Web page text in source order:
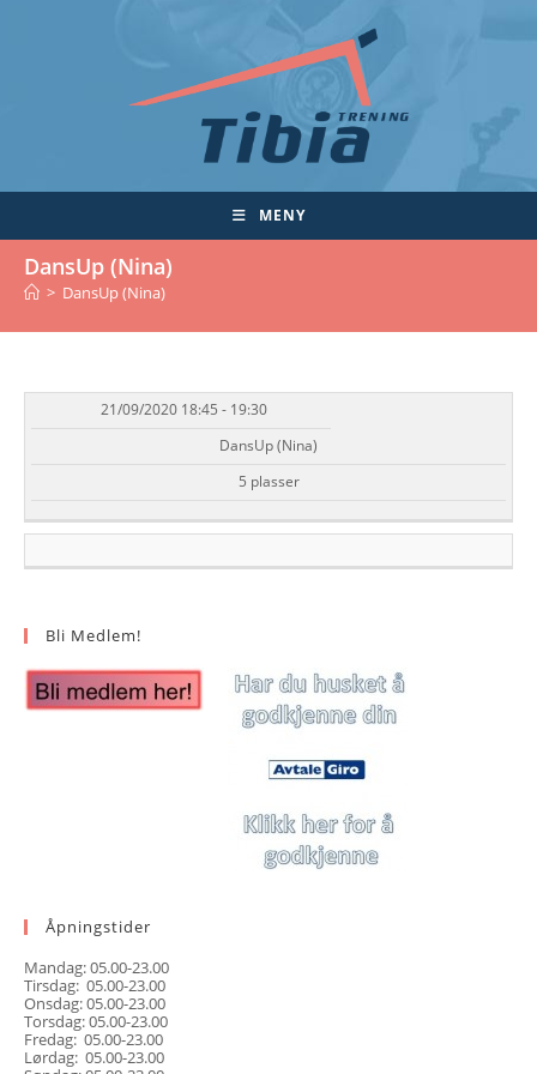
MENY
DansUp (Nina)
> DansUp (Nina)
DATO/TID EVENT TILGJENGELIGHET
21/09/2020 18:45 - 19:30
DansUp (Nina)
5 plasser
Bli Medlem!
Åpningstider
Mandag: 05.00-23.00
Tirsdag: 05.00-23.00
Onsdag: 05.00-23.00
Torsdag: 05.00-23.00
Fredag: 05.00-23.00
Lørdag: 05.00-23.00